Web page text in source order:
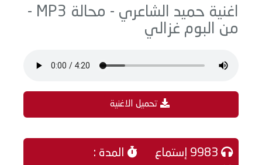
اغنية حميد الشاعري - محالة MP3 -
من البوم غزالي
تحميل الاغنية
المدة :